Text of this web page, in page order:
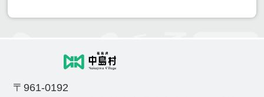
〒961-0192